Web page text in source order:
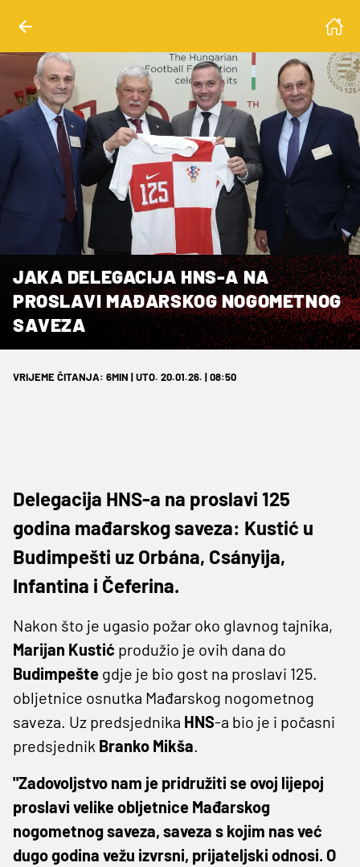
JAKA DELEGACIJA HNS-A NA
PROSLAVI MAĐARSKOG NOGOMETNOG
SAVEZA
VRIJEME ČITANJA: 6MIN | UTO. 20.01.26. | 08:50
Delegacija HNS-a na proslavi 125
godina mađarskog saveza: Kustić u
Budimpešti uz Orbána, Csányija,
Infantina i Čeferina.
Nakon što je ugasio požar oko glavnog tajnika,
Marijan Kustić produžio je ovih dana do
Budimpešte gdje je bio gost na proslavi 125.
obljetnice osnutka Mađarskog nogometnog
saveza. Uz predsjednika HNS-a bio je i počasni
predsjednik Branko Mikša.
"Zadovoljstvo nam je pridružiti se ovoj lijepoj
proslavi velike obljetnice Mađarskog
nogometnog saveza, saveza s kojim nas već
dugo godina vežu izvrsni, prijateljski odnosi. O